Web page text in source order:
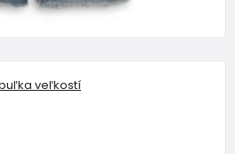
veľkostí